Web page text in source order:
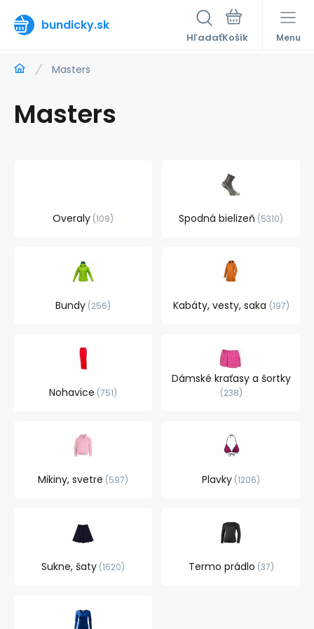
bundicky.sk
Hľadať Menu
Masters
Masters
Overaly 109 Spodná bielizeň 5310
Bundy 256 Kabáty, vesty, saka 197
Nohavice 751
Dámské kraťasy a šortky
238
Mikiny, svetre 597 Plavky 1206
Sukne, šaty 1620 Termo prádlo 37